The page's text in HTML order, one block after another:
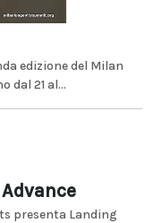
edizione del Milan
dal 21 al...
presenta Landing